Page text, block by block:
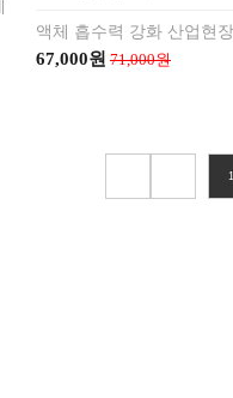
액체 흡수력 강화 산업현
67,000원 71,000원
1